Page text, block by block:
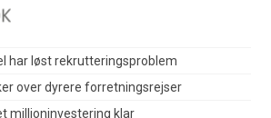
har løst rekrutteringsproblem
over dyrere forretningsrejser
millioninvestering klar